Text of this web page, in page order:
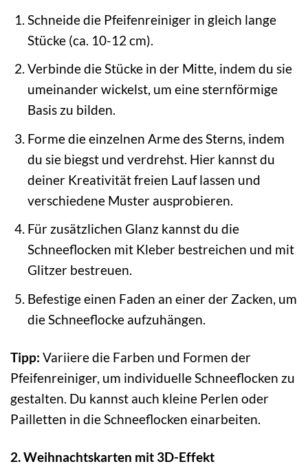
Schneide die Pfeifenreiniger in gleich lange
Stücke (ca. 10-12 cm).
Verbinde die Stücke in der Mitte, indem du sie
umeinander wickelst, um eine sternförmige
Basis zu bilden.
Forme die einzelnen Arme des Sterns, indem
du sie biegst und verdrehst. Hier kannst du
deiner Kreativität freien Lauf lassen und
verschiedene Muster ausprobieren.
Für zusätzlichen Glanz kannst du die
Schneeflocken mit Kleber bestreichen und mit
Glitzer bestreuen.
Befestige einen Faden an einer der Zacken, um
die Schneeflocke aufzuhängen.
Tipp: Variiere die Farben und Formen der
Pfeifenreiniger, um individuelle Schneeflocken zu
gestalten. Du kannst auch kleine Perlen oder
Pailletten in die Schneeflocken einarbeiten.
2. Weihnachtskarten mit 3D-Effekt